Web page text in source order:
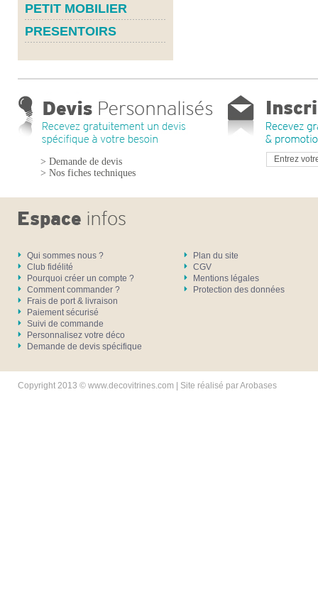
PETIT MOBILIER
PRESENTOIRS
> Demande de devis
> Nos fiches techniques
Qui sommes nous ?
Club fidélité
Pourquoi créer un compte ?
Comment commander ?
Frais de port & livraison
Paiement sécurisé
Suivi de commande
Personnalisez votre déco
Demande de devis spécifique
Plan du site
CGV
Mentions légales
Protection des données
Copyright 2013 © www.decovitrines.com | Site réalisé parArobases